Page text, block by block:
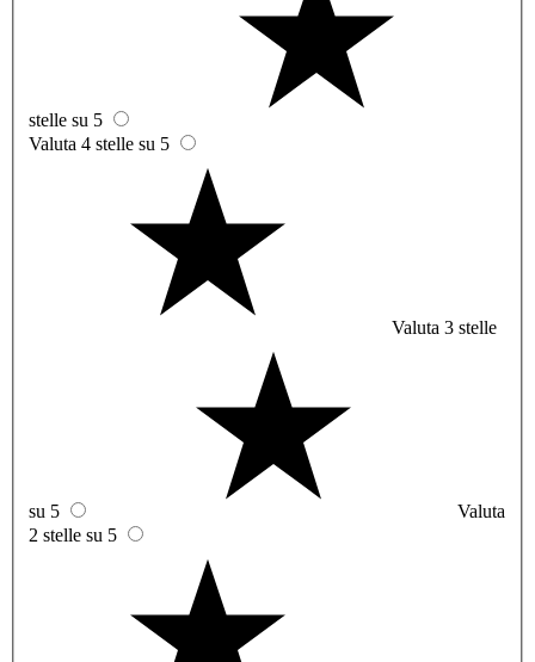
stelle su 5
Valuta 4 stelle su 5
Valuta 3 stelle
su 5
Valuta
2 stelle su 5